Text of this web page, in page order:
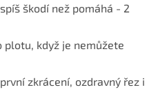
škodí než pomáhá - 2
plotu, když je nemůžete
zkrácení, ozdravný řez i